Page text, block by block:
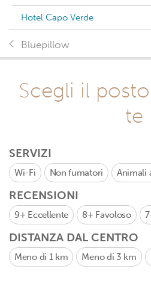
Hotel Capo Verde
Bluepillow
Scegli il
te
SERVIZI
Wi-Fi Non fumatori Animali
RECENSIONI
9+ Eccellente 8+ Favoloso
DISTANZA DAL CENTRO
Meno di 1 km Meno di 3 km